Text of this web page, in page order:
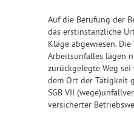
Auf die Berufung der
das erstinstanzliche
Klage abgewiesen.
Arbeitsunfalles lägen
zurückgelegte Weg sei
dem Ort der Tätigkeit
SGB VII
versicherter